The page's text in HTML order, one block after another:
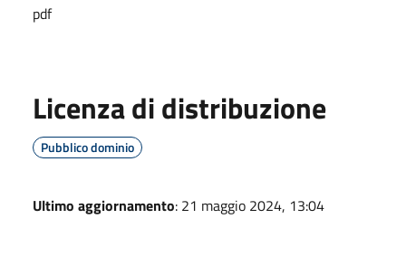
pdf
Licenza di distribuzione
Pubblico dominio
Ultimo aggiornamento: 21 maggio 2024, 13:04